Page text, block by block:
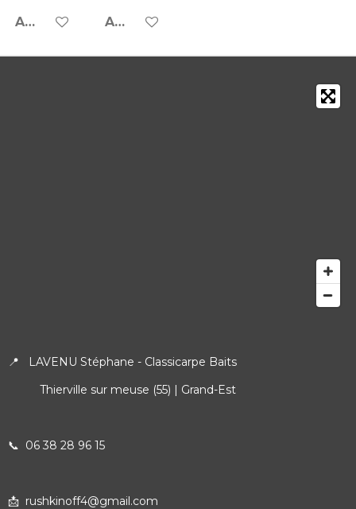
AJOUTER AU PANIERAJOUTER AU PANIER
📍 LAVENU Stéphane - Classicarpe Baits
Thierville sur meuse (55) | Grand-Est
📞 06 38 28 96 15
📩 rushkinoff4@gmail.com